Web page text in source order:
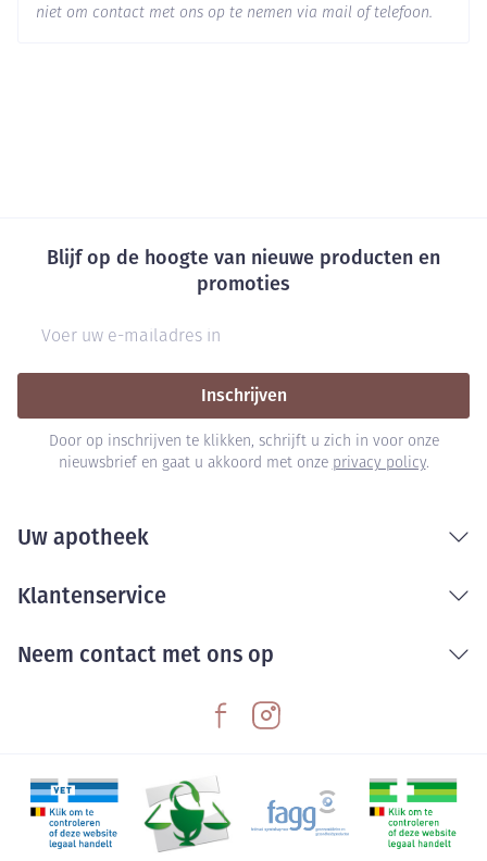
niet om contact met ons op te nemen via mail of telefoon.
Blijf op de hoogte van nieuwe producten en
promoties
Inschrijven
Door op inschrijven te klikken, schrijft u zich in voor onze
nieuwsbrief en gaat u akkoord met onze privacy policy.
Uw apotheek
Klantenservice
Neem contact met ons op